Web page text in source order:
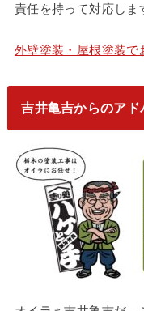
責任を持って対応しま
外壁塗装・屋根塗装で
吉井亀吉からのアド